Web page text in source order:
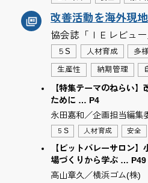
改善活動を海外現
協会誌「ＩＥレビュー
５S 人材育成 多
生産性 納期管理
【特集テーマのねらい
ために … P4
永田嘉和／企画担当編集
５S 人材育成 安全
【ビットバレーサロン
場づくりから学ぶ … P49
高山章久／横浜ゴム(株)